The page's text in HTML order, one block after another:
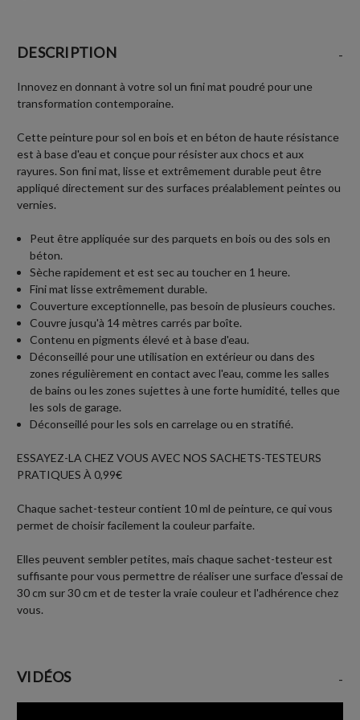
DESCRIPTION -
Innovez en donnant à votre sol un fini mat poudré pour une
transformation contemporaine.
Cette peinture pour sol en bois et en béton de haute résistance
est à base d'eau et conçue pour résister aux chocs et aux
rayures. Son fini mat, lisse et extrêmement durable peut être
appliqué directement sur des surfaces préalablement peintes ou
vernies.
Peut être appliquée sur des parquets en bois ou des sols en
béton.
Sèche rapidement et est sec au toucher en 1 heure.
Fini mat lisse extrêmement durable.
Couverture exceptionnelle, pas besoin de plusieurs couches.
Couvre jusqu'à 14 mètres carrés par boîte.
Contenu en pigments élevé et à base d'eau.
Déconseillé pour une utilisation en extérieur ou dans des
zones régulièrement en contact avec l'eau, comme les salles
de bains ou les zones sujettes à une forte humidité, telles que
les sols de garage.
Déconseillé pour les sols en carrelage ou en stratifié.
ESSAYEZ-LA CHEZ VOUS AVEC NOS SACHETS-TESTEURS
PRATIQUES À 0,99€
Chaque sachet-testeur contient 10 ml de peinture, ce qui vous
permet de choisir facilement la couleur parfaite.
Elles peuvent sembler petites, mais chaque sachet-testeur est
suffisante pour vous permettre de réaliser une surface d'essai de
30 cm sur 30 cm et de tester la vraie couleur et l'adhérence chez
vous.
VIDÉOS -